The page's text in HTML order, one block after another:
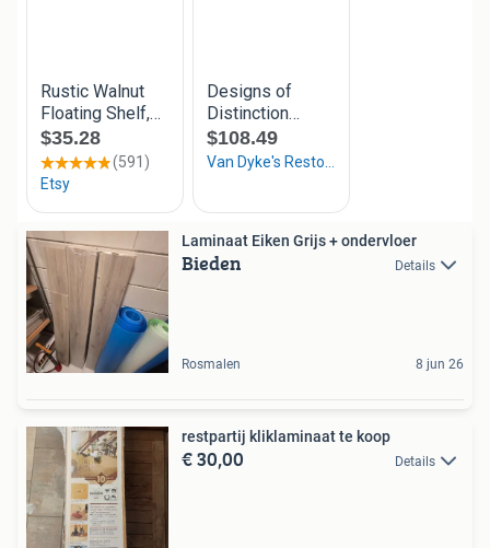
Laminaat Eiken Grijs + ondervloer
Bieden Details
Rosmalen 8 jun 26
restpartij kliklaminaat te koop
€ 30,00 Details